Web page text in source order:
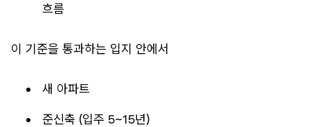
흐름
이 기준을 통과하는 입지 안에서
새 아파트
준신축 (입주 5~15년)